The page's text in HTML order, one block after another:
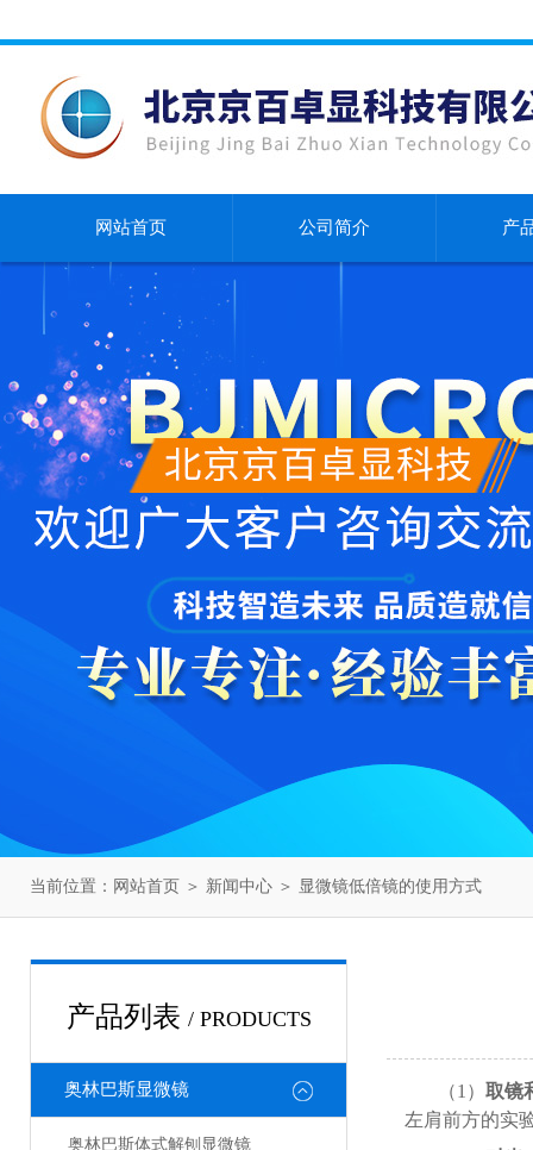
网站首页 公司简介 产
当前位置： 网站首页 ＞ 新闻中心 ＞ 显微镜低倍镜的使用方式
产品列表 / PRODUCTS
奥林巴斯显微镜
奥林巴斯体式解刨显微镜
（1 ） 取镜
左肩前方的实